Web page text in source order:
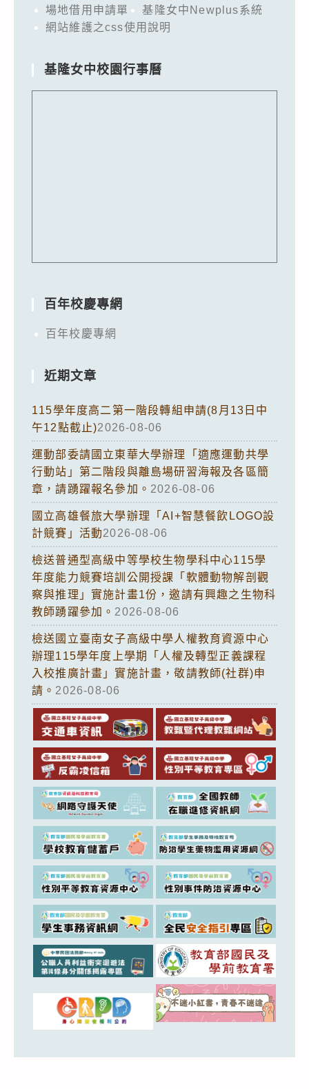
場地借用申請單
基隆女中Newplus系統
網站維護之css使用說明
基隆女中校園行事曆
百年校慶專網
百年校慶專網
近期文章
115學年度高二第一階段轉組申請(8月13日中
午12點截止)2026-08-06
運動部委請國立東華大學辦理「適應運動共學
行動站」第二階段與離島場研習海報及各區簡
章，請踴躍報名參加。 2026-08-06
國立高雄餐旅大學辦理「AI+智慧餐飲LOGO設
計競賽」活動2026-08-06
檢送普通型高級中等學校生物學科中心115學
年度能力競賽培訓公開授課「軟體動物解剖觀
察與推理」實施計畫1份，邀請有興趣之生物科
教師踴躍參加。 2026-08-06
檢送國立臺南女子高級中學人權教育資源中心
辦理115學年度上學期「人權及轉型正義課程
入校推廣計畫」實施計畫，敬請教師(社群)申
請。 2026-08-06